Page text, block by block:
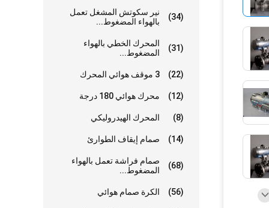
نير سكوتش المشغل تعمل
بالهواء المضغوط...
(34)
المحرك الخطي بالهواء
المضغوط...
(31)
3 موقف هوائي المحرك (22)
محرك هوائي 180 درجة (12)
المحرك الهيدروليكي (8)
صمام إيقاف الطوارئ (14)
صمام فراشة تعمل بالهواء
المضغوط...
(68)
الكرة صمام هوائي (56)